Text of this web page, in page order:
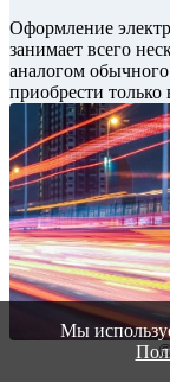
Оформление
занимает всего
аналогом
приобрести только
Мы